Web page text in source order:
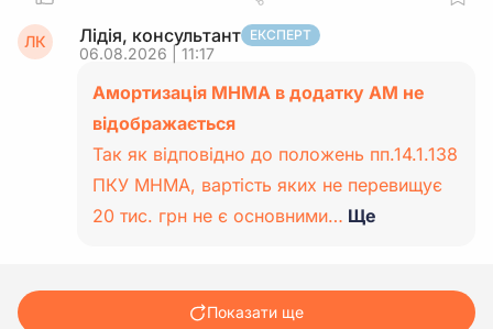
ЛК Лідія, консультант ЕКСПЕРТ
06.08.2026 | 11:17
Амортизація МНМА в додатку АМ не
відображається
Так як відповідно до положень пп.14.1.138
ПКУ МНМА, вартість яких не перевищує
20 тис. грн не є основними… Ще
Показати ще